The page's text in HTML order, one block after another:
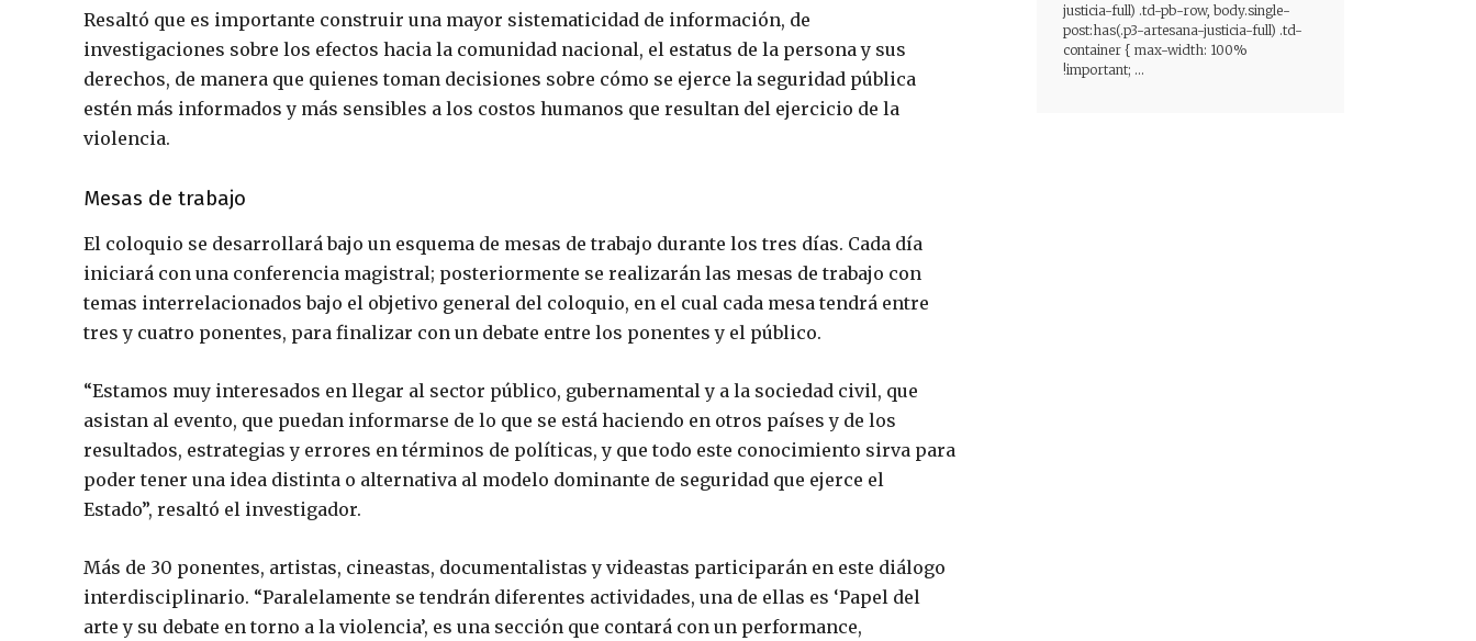
Resaltó que es importante construir una mayor sistematicidad de información, de
investigaciones sobre los efectos hacia la comunidad nacional, el estatus de la persona y sus
derechos, de manera que quienes toman decisiones sobre cómo se ejerce la seguridad pública
estén más informados y más sensibles a los costos humanos que resultan del ejercicio de la
violencia.
Mesas de trabajo
El coloquio se desarrollará bajo un esquema de mesas de trabajo durante los tres días. Cada día
iniciará con una conferencia magistral; posteriormente se realizarán las mesas de trabajo con
temas interrelacionados bajo el objetivo general del coloquio, en el cual cada mesa tendrá entre
tres y cuatro ponentes, para finalizar con un debate entre los ponentes y el público.
“Estamos muy interesados en llegar al sector público, gubernamental y a la sociedad civil, que
asistan al evento, que puedan informarse de lo que se está haciendo en otros países y de los
resultados, estrategias y errores en términos de políticas, y que todo este conocimiento sirva para
poder tener una idea distinta o alternativa al modelo dominante de seguridad que ejerce el
Estado”, resaltó el investigador.
Más de 30 ponentes, artistas, cineastas, documentalistas y videastas participarán en este diálogo
interdisciplinario. “Paralelamente se tendrán diferentes actividades, una de ellas es ‘Papel del
arte y su debate en torno a la violencia’, es una sección que contará con un performance,
justicia-full) .td-pb-row, body.single-
post:has(.p3-artesana-justicia-full) .td-
container { max-width: 100%
!important; ...